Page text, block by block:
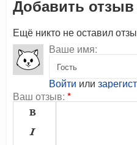
Добавить отзыв
Ещё никто не оставил
Ваше имя:
Войти или
Ваш отзыв: *

